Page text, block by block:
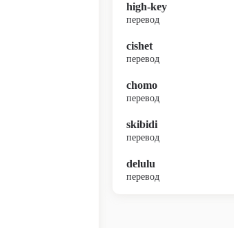
high-key
перевод
cishet
перевод
chomo
перевод
skibidi
перевод
delulu
перевод